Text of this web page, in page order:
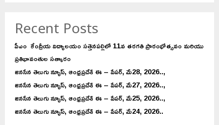
Recent Posts
పీఎం కేంద్రీయ విద్యాలయం సత్తెనపల్లిలో 11వ తరగతి ప్రారంభోత్సవం మరియు
ప్రతిభావంతుల సత్కారం
జనసేన తెలుగు న్యూస్, ఆంధ్రప్రదేశ్ ఈ – పేపర్, మే28, 2026..,
జనసేన తెలుగు న్యూస్, ఆంధ్రప్రదేశ్ ఈ – పేపర్, మే27, 2026..,
జనసేన తెలుగు న్యూస్, ఆంధ్రప్రదేశ్ ఈ – పేపర్, మే25, 2026..,
జనసేన తెలుగు న్యూస్, ఆంధ్రప్రదేశ్ ఈ – పేపర్, మే24, 2026..